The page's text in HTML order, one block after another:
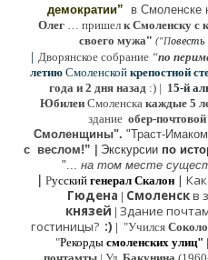
демократии” в Смоленске
Олег … пришел к Смоленску с
своего мужа" ("Повесть
| Дворянское собрание “по
летию Смоленской крепостной
года и 2 дня назад :) | 15-й
Юбилеи Смоленска каждые 5
здание обер-почтовой
Cмоленщины". "Траст-
с веслом!”
Экскурсии по
"... на том месте
| Русский генерал Скалон |
Гюдена | Смоленскв
князей | Здание
гостиницы? :) | "Учился
"Рекорды смоленских улиц" |